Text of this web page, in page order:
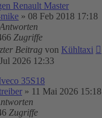
Renault Master
» 08 Feb 2018 17:18
Antworten
Zugriffe
Beitrag von Kühltaxi
2026 12:33
35S18
» 11 Mai 2026 15:18
Zugriffe